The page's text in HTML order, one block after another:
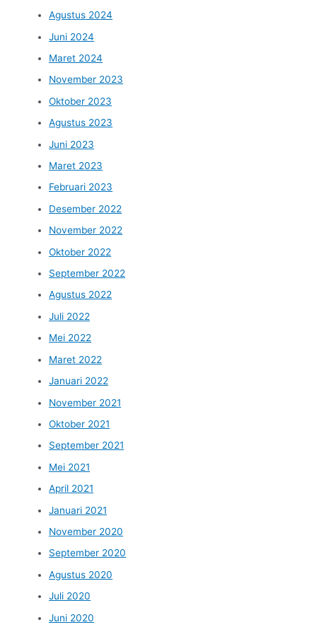
Agustus 2024
Juni 2024
Maret 2024
November 2023
Oktober 2023
Agustus 2023
Juni 2023
Maret 2023
Februari 2023
Desember 2022
November 2022
Oktober 2022
September 2022
Agustus 2022
Juli 2022
Mei 2022
Maret 2022
Januari 2022
November 2021
Oktober 2021
September 2021
Mei 2021
April 2021
Januari 2021
November 2020
September 2020
Agustus 2020
Juli 2020
Juni 2020